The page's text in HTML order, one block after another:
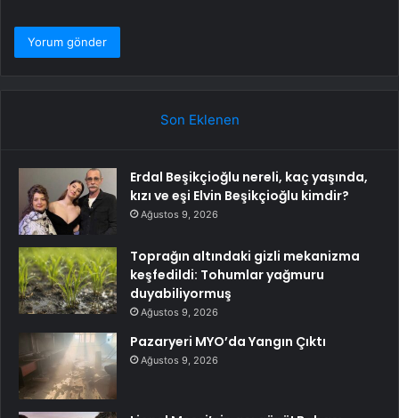
Son Eklenen
Erdal Beşikçioğlu nereli, kaç yaşında,
kızı ve eşi Elvin Beşikçioğlu kimdir?
Ağustos 9, 2026
Toprağın altındaki gizli mekanizma
keşfedildi: Tohumlar yağmuru
duyabiliyormuş
Ağustos 9, 2026
Pazaryeri MYO’da Yangın Çıktı
Ağustos 9, 2026